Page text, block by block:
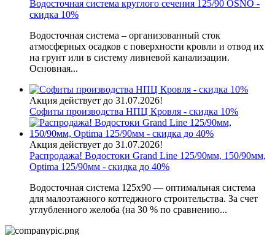
Водосточная система круглого сечения 125/90 OSNO -
скидка 10%
Водосточная система – организованный сток
атмосферных осадков с поверхности кровли и отвод их
на грунт или в систему ливневой канализации.
Основная...
Акция действует до 31.07.2026!
Софиты производства НПЦ Кровля - скидка 10%
Акция действует до 31.07.2026!
Распродажа! Водостоки Grand Line 125/90мм, 150/90мм,
Optima 125/90мм - скидка до 40%
Водосточная система 125х90 — оптимальная система
для малоэтажного коттеджного строительства. За счет
углубленного желоба (на 30 % по сравнению...